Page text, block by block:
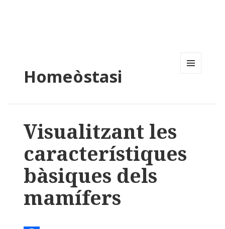
Homeòstasi
Visualitzant les
característiques
bàsiques dels
mamífers